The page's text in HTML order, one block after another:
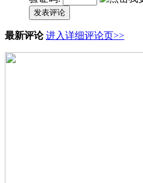
发表评论
最新评论 进入详细评论页>>